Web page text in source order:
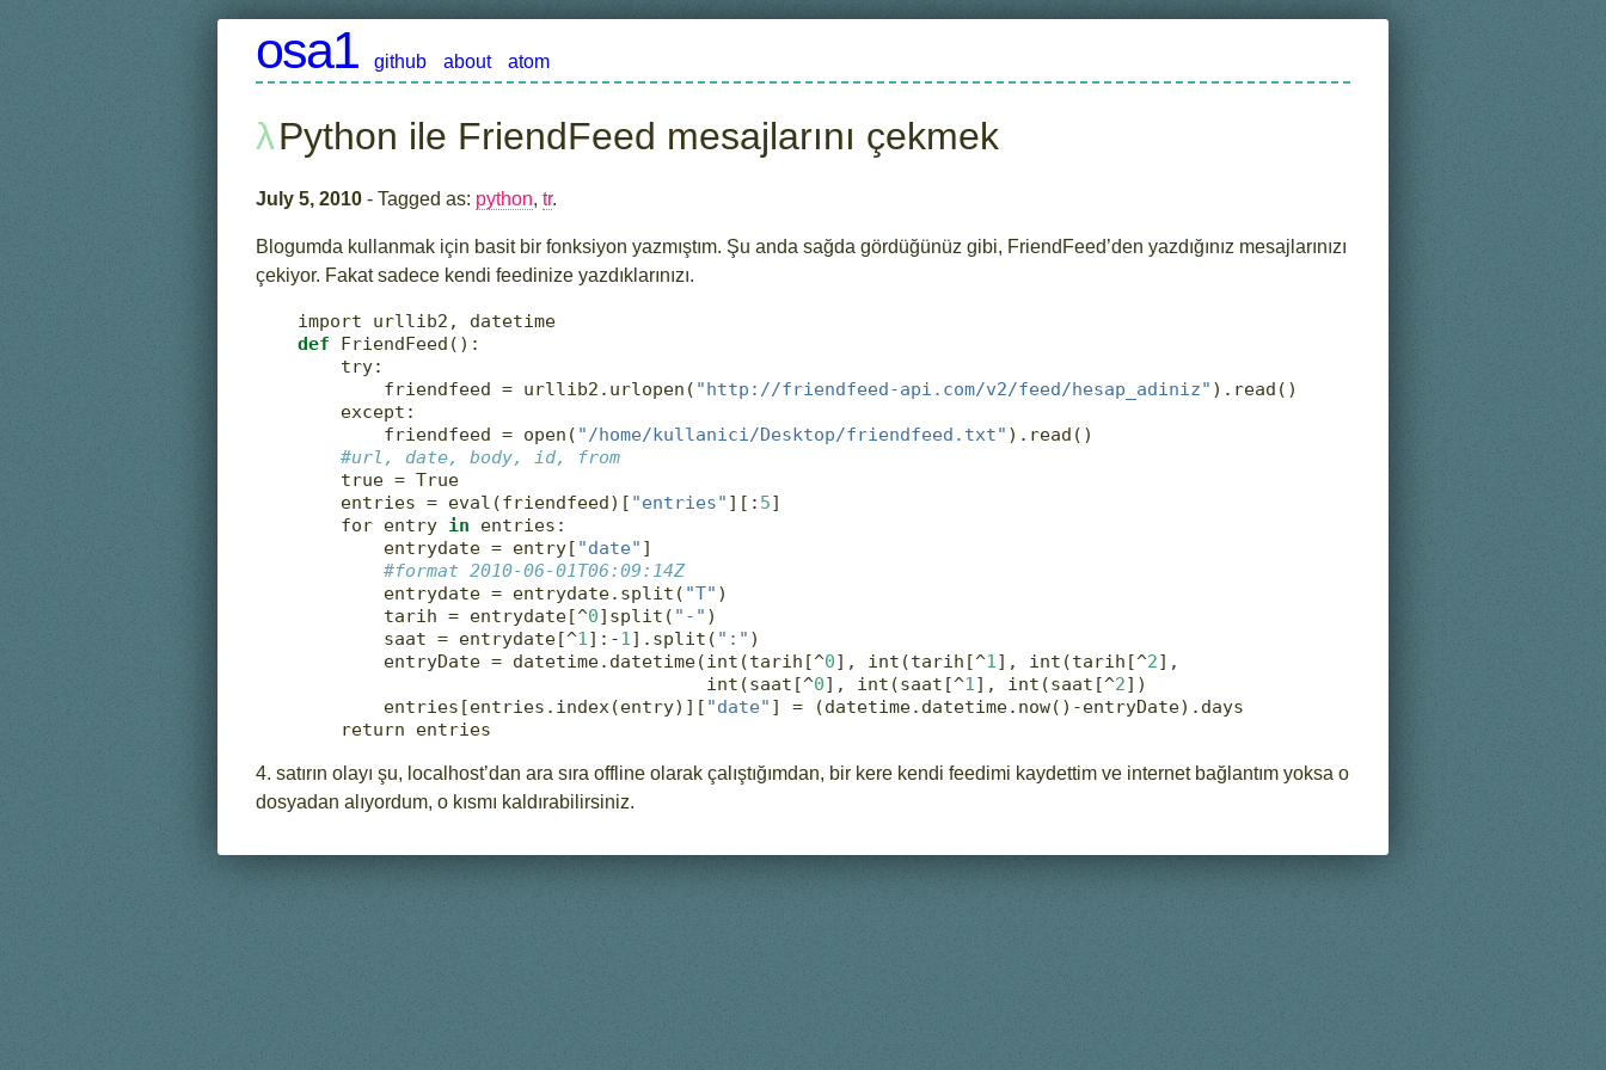
osa1 github about atom
Python ile FriendFeed mesajlarını çekmek
July 5, 2010 - Tagged as: python, tr.
Blogumda kullanmak için basit bir fonksiyon yazmıştım. Şu anda sağda gördüğünüz gibi, FriendFeed’den yazdığınız mesajlarınızı
çekiyor. Fakat sadece kendi feedinize yazdıklarınızı.
import urllib2, datetime
def FriendFeed():
try:
        friendfeed
= urllib2.urlopen( "http://friendfeed-api.com/v2/feed/hesap_adiniz" ).read()
except :
        friendfeed
= open ( "/home/kullanici/Desktop/friendfeed.txt" ).read()
#url, date, body, id, from
    true
= True
    entries
= eval (friendfeed)[ "entries" ][: 5]
for entry in entries:
        entrydate
= entry[ "date" ]
#format 2010-06-01T06:09:14Z
        entrydate
= entrydate.split( "T" )
        tarih
= entrydate[^0]split( "-" )
        saat
= entrydate[^1]: -1].split( ":" )
        entryDate
= datetime.datetime(int (tarih[^0], int (tarih[^1], int (tarih[^2],
int (saat[^0], int (saat[^1], int (saat[^2])
        entries[entries.index(entry)][
"date" ] = (datetime.datetime.now() -entryDate).days
return entries
4. satırın olayı şu, localhost’dan ara sıra offline olarak çalıştığımdan, bir kere kendi feedimi kaydettim ve internet bağlantım yoksa o
dosyadan alıyordum, o kısmı kaldırabilirsiniz.